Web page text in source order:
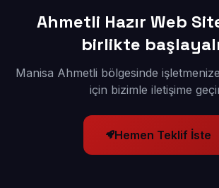
Ahmetli Hazır Web
birlikte
Manisa Ahmetli bölgesinde
için bizimle iletişime
Hemen Teklif İste